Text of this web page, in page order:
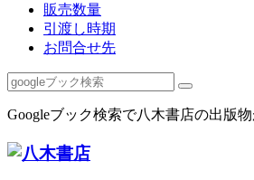
販売数量
引渡し時期
お問合せ先
Googleブック検索で八木書店の出版